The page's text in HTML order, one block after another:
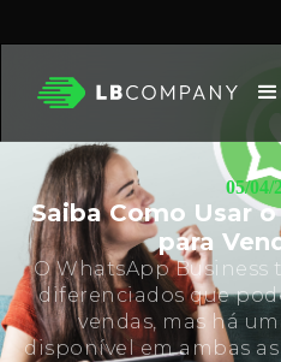
05/04/
Saiba Como Usar
para
O WhatsApp Business
diferenciados que
vendas, mas há
disponível em ambas